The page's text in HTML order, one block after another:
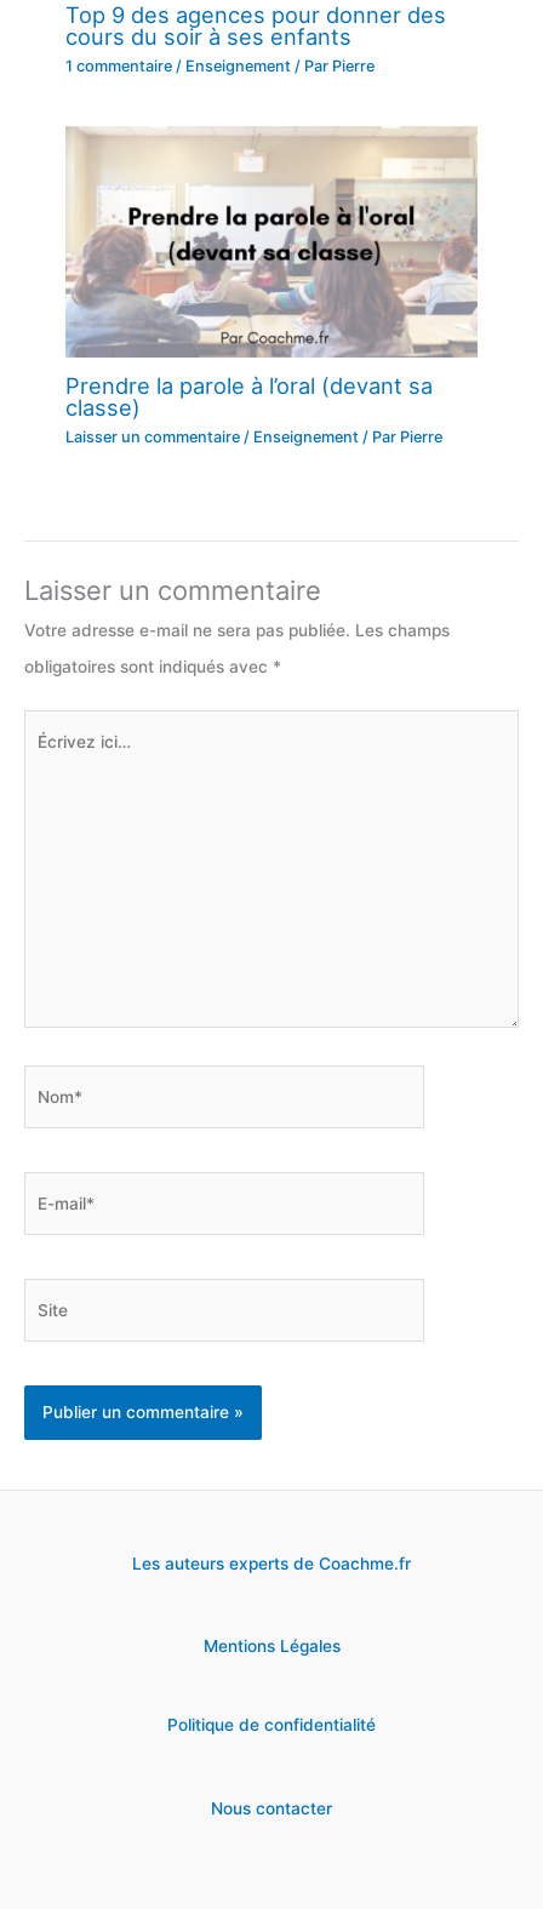
Top 9 des agences pour donner des
cours du soir à ses enfants
1 commentaire / Enseignement / Par Pierre
Prendre la parole à l’oral (devant sa
classe)
Laisser un commentaire / Enseignement / Par Pierre
Laisser un commentaire
Votre adresse e-mail ne sera pas publiée. Les champs
obligatoires sont indiqués avec *
Les auteurs experts de Coachme.fr
Mentions Légales
Politique de confidentialité
Nous contacter